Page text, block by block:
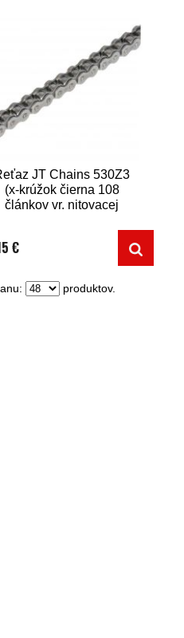
JT Chains 530Z3
(x-krúžok čierna 108
článkov vr. nitovacej
€
produktov.